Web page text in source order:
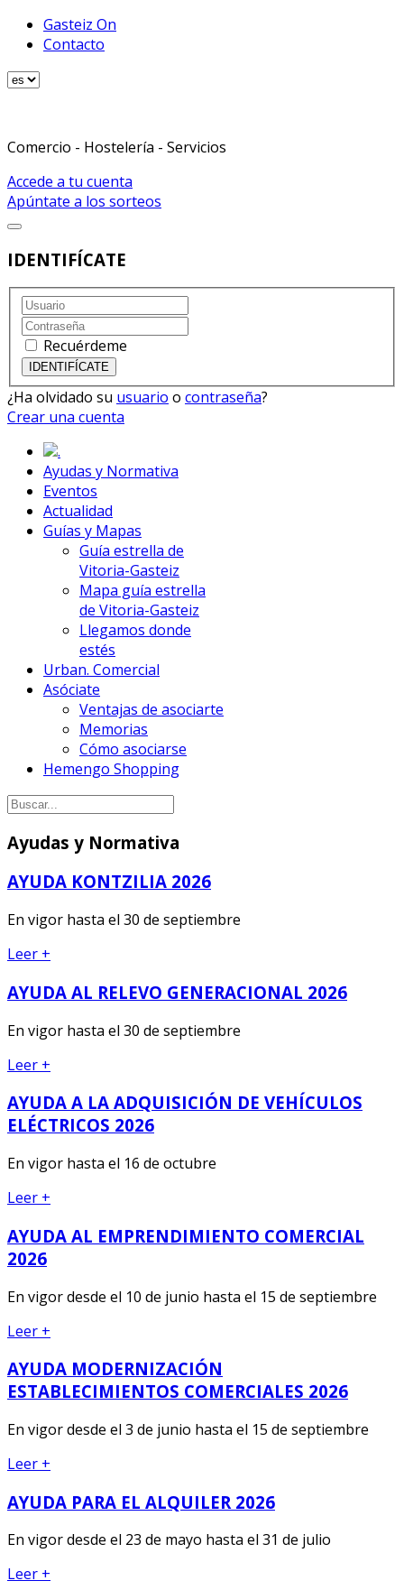
Gasteiz On
Contacto
Comercio - Hostelería - Servicios
Accede a tu cuenta
Apúntate a los sorteos
IDENTIFÍCATE
Recuérdeme
¿Ha olvidado su usuario o contraseña?
Crear una cuenta
.
Ayudas y Normativa
Eventos
Actualidad
Guías y Mapas
Guía estrella de
Vitoria-Gasteiz
Mapa guía estrella
de Vitoria-Gasteiz
Llegamos donde
estés
Urban. Comercial
Asóciate
Ventajas de asociarte
Memorias
Cómo asociarse
Hemengo Shopping
Ayudas y Normativa
AYUDA KONTZILIA 2026
En vigor hasta el 30 de septiembre
Leer +
AYUDA AL RELEVO GENERACIONAL 2026
En vigor hasta el 30 de septiembre
Leer +
AYUDA A LA ADQUISICIÓN DE VEHÍCULOS
ELÉCTRICOS 2026
En vigor hasta el 16 de octubre
Leer +
AYUDA AL EMPRENDIMIENTO COMERCIAL
2026
En vigor desde el 10 de junio hasta el 15 de septiembre
Leer +
AYUDA MODERNIZACIÓN
ESTABLECIMIENTOS COMERCIALES 2026
En vigor desde el 3 de junio hasta el 15 de septiembre
Leer +
AYUDA PARA EL ALQUILER 2026
En vigor desde el 23 de mayo hasta el 31 de julio
Leer +